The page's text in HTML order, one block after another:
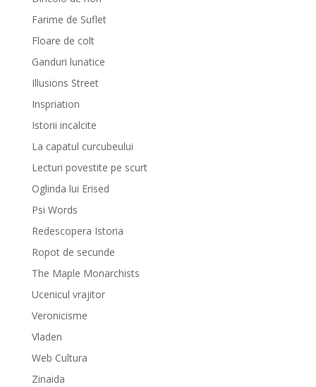
Farime de Suflet
Floare de colt
Ganduri lunatice
Illusions Street
Inspriation
Istorii incalcite
La capatul curcubeului
Lecturi povestite pe scurt
Oglinda lui Erised
Psi Words
Redescopera Istoria
Ropot de secunde
The Maple Monarchists
Ucenicul vrajitor
Veronicisme
Vladen
Web Cultura
Zinaida